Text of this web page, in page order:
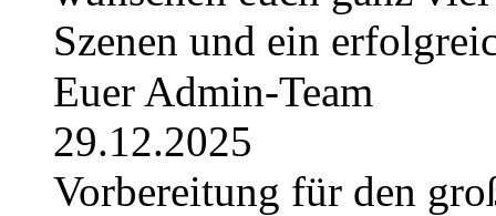
Szenen und ein
Euer Admin-Team
29.12.2025
Vorbereitung für den